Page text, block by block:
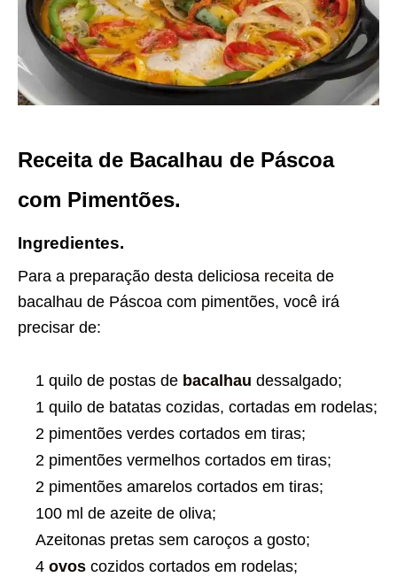
Receita de Bacalhau de Páscoa
com Pimentões.
Ingredientes.
Para a preparação desta deliciosa receita de
bacalhau de Páscoa com pimentões, você irá
precisar de:
1 quilo de postas de bacalhau dessalgado;
1 quilo de batatas cozidas, cortadas em rodelas;
2 pimentões verdes cortados em tiras;
2 pimentões vermelhos cortados em tiras;
2 pimentões amarelos cortados em tiras;
100 ml de azeite de oliva;
Azeitonas pretas sem caroços a gosto;
4 ovos cozidos cortados em rodelas;